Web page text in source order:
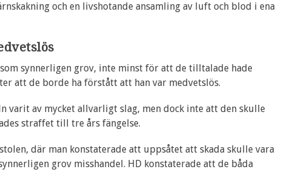
och en livshotande ansamling av luft och blod i ena
synnerligen grov, inte minst för att de tilltalade hade
att de borde ha förstått att han var medvetslös.
varit av mycket allvarligt slag, men dock inte att den skulle
straffet till tre års fängelse.
där man konstaterade att uppsåtet att skada skulle vara
grov misshandel. HD konstaterade att de båda